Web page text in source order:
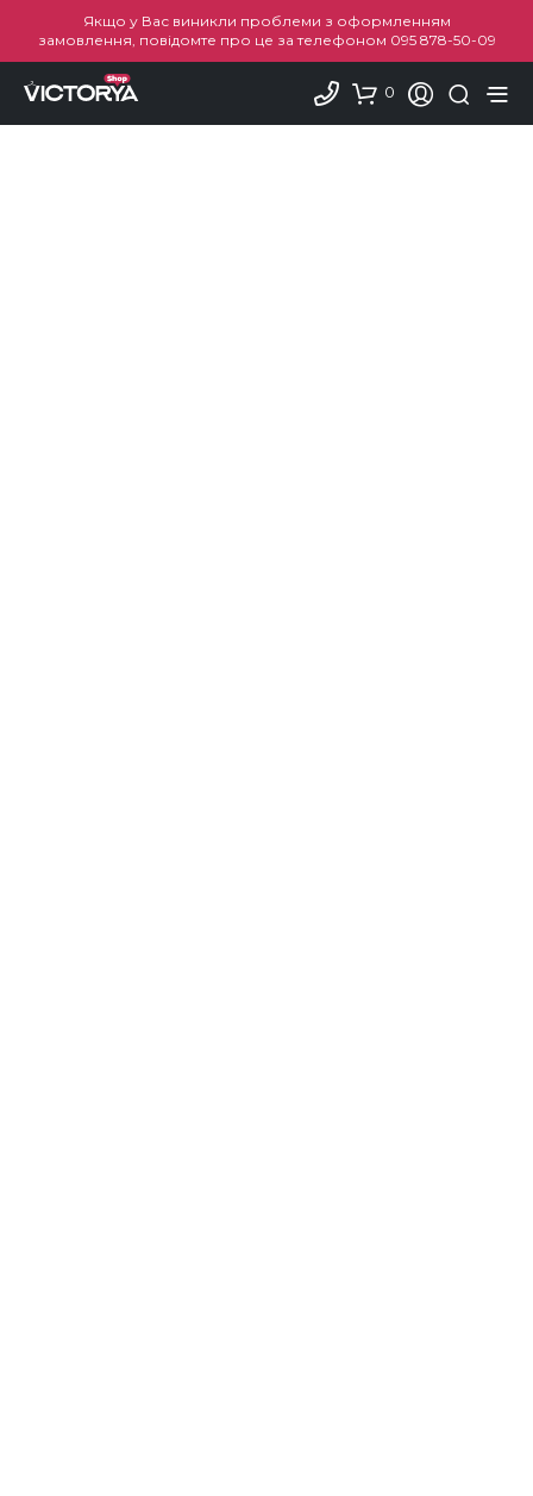
Якщо у Вас виникли проблеми з оформленням
замовлення, повідомте про це за телефоном 095 878-50-09
0